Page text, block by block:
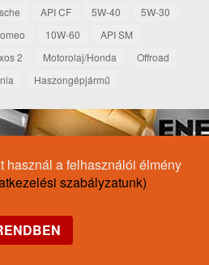
API CF 5W-40
5W-30
10W-60
API SM
2 Motorolaj/Honda
Offroad
Haszongépjármű
használ a felhasználói élmény
szabályzatunk)